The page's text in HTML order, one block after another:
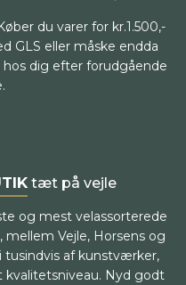
du varer for kr.1.500,-
GLS eller måske endda
dig efter forudgående
tæt på vejle
og mest velassorterede
Vejle, Horsens og
tusindvis af kunstværker,
Nyd godt